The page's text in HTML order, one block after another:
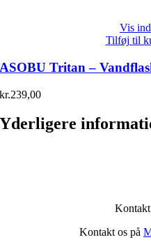
Vis
Tilføj til
ASOBU Tritan –
kr.239,00
Yderligere
Kontakt os på